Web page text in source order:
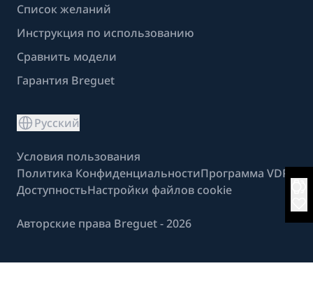
Список желаний
Инструкция по использованию
Сравнить модели
Гарантия Breguet
Русский
Условия пользования
Политика КонфиденциальностиПрограмма VDP
ДоступностьНастройки файлов cookie
Авторские права Breguet - 2026